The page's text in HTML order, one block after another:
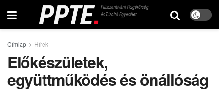
Címlap Hírek
Előkészületek,
együttműködés és önállóság